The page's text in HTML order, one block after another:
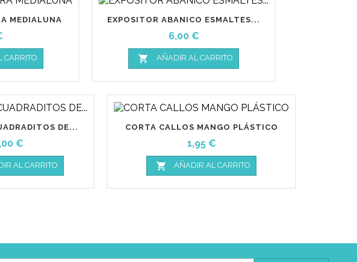
MEDIALUNA
CARRITO
EXPOSITOR ABANICO ESMALTES...
Precio
6,00 €
 AÑADIR AL CARRITO
DE...
€
AL CARRITO
CORTA CALLOS MANGO PLÁSTICO
Precio
1,95 €
 AÑADIR AL CARRITO